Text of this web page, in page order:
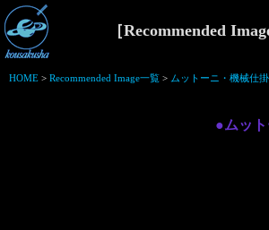
［Recommended
HOME > Recommended Image一覧 > ムットーニ・機械仕
●ムッ